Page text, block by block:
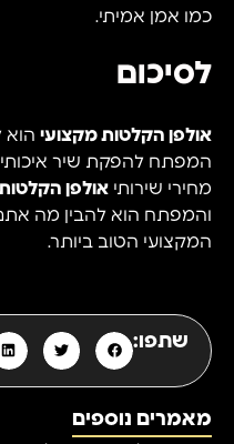
כמו אמן אמיתי.
לסיכום
אולפן הקלטות מקצועי הוא
המפתח להפקת שיר
מחירי שירותי אולפן
והמפתח הוא להבין מה
המקצועי הטוב ביותר.
שתפו:
מאמרים נוספים